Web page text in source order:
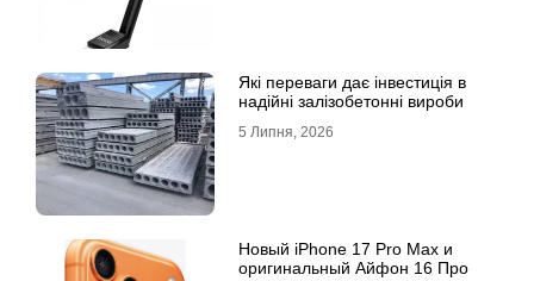
Які переваги дає інвестиція в
надійні залізобетонні вироби
5 Липня, 2026
Новый iPhone 17 Pro Max и
оригинальный Айфон 16 Про